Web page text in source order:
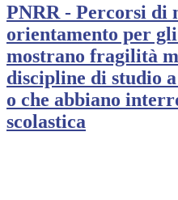
PNRR - Percorsi di
orientamento per
mostrano fragilità
discipline di studio
o che abbiano
scolastica